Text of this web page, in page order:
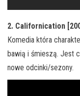
2. Californication
Komedia która
bawią i śmieszą. Jest
nowe odcinki/sezony.